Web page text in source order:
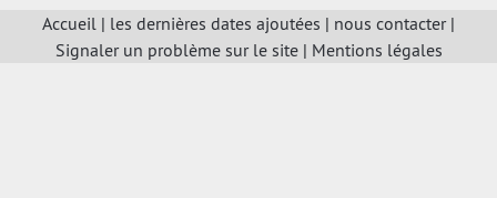
Accueil | les dernières dates ajoutées | nous contacter|
Signaler un problème sur le site| Mentions légales